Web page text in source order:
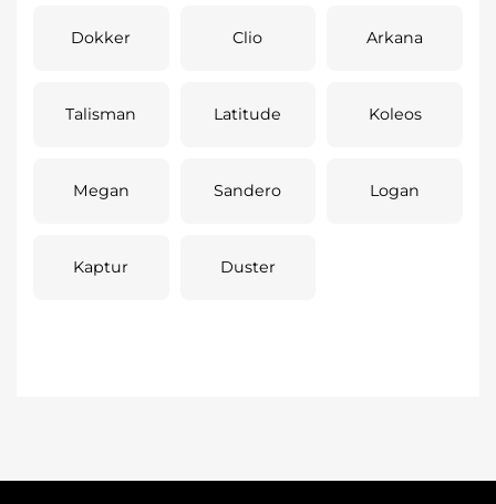
Dokker Clio Arkana
Talisman Latitude Koleos
Megan Sandero Logan
Kaptur Duster